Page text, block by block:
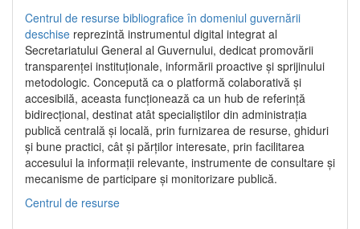
Centrul de resurse bibliografice în domeniul guvernării
deschise reprezintă instrumentul digital integrat al
Secretariatului General al Guvernului, dedicat promovării
transparenței instituționale, informării proactive și sprijinului
metodologic. Concepută ca o platformă colaborativă și
accesibilă, aceasta funcționează ca un hub de referință
bidirecțional, destinat atât specialiștilor din administrația
publică centrală și locală, prin furnizarea de resurse, ghiduri
și bune practici, cât și părților interesate, prin facilitarea
accesului la informații relevante, instrumente de consultare și
mecanisme de participare și monitorizare publică.
Centrul de resurse